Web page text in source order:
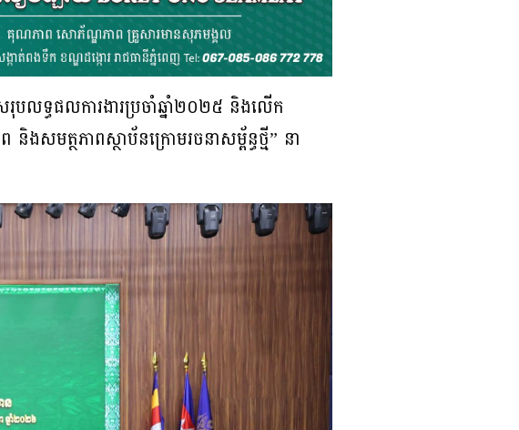
បលទ្ធផលការងារប្រចាំឆ្នាំ២០២៥ និងលើក
សមត្ថភាពស្ថាប័នក្រោមរចនាសម្ព័ន្ធថ្មី” នា